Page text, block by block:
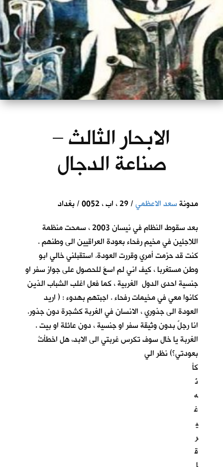
الابحار الثالث –
صناعة الدجال
مدونةسعد الاعظمي/ 29 ، اب ، 0052 / بغداد
بعد سقوط النظام في نيسان 2003 ، سمحت منظمة
اللاجئين في مخيم رفحاء بعودة العراقيين الى وطنهم .
كنت قد حزمت أمري وقررت العودة. استقبلني خالي ابو
وطن مستغربا ، كيف اني لم اسعَ للحصول على جواز سفر او
جنسية احدى الدول الغربية ، كما فعل اغلب الشباب الذين
كانوا معي في مخيمات رفحاء . اجبتهم بهدوء : ( اريد
العودة الى جذوري ، الانسان في الغربة كشجرة دون جذور.
انا رجلٌ بدون وثيقة سفر او جنسية ، دون عائلة او بيت .
الغربة يا خال سوف تكرس غربتي الى الابد، هل اخطأتُ
بعودتي؟) نظر الي
كأ
نّ
ه
غ
ي
ر
ق